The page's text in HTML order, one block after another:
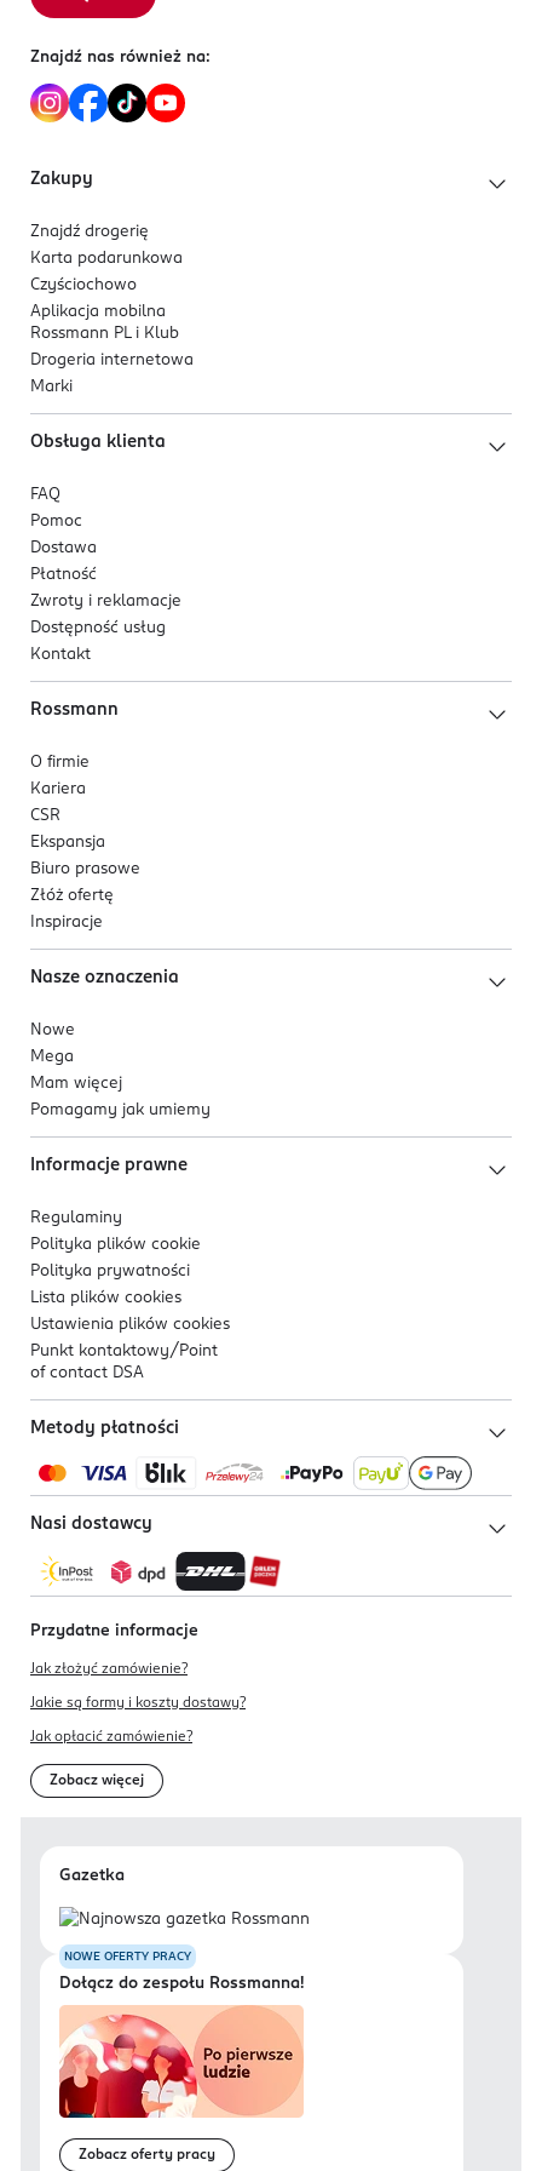
7 702018 617098
Znajdź nas również na:
Zakupy
Znajdź drogerię
Karta podarunkowa
Czyściochowo
Aplikacja mobilna
Rossmann PL i Klub
Drogeria internetowa
Marki
Obsługa klienta
FAQ
Pomoc
Dostawa
Płatność
Zwroty i reklamacje
Dostępność usług
Kontakt
Rossmann
O firmie
Kariera
CSR
Ekspansja
Biuro prasowe
Złóż ofertę
Inspiracje
Nasze oznaczenia
Nowe
Mega
Mam więcej
Pomagamy jak umiemy
Informacje prawne
Regulaminy
Polityka plików cookie
Polityka prywatności
Lista plików cookies
Ustawienia plików cookies
Punkt kontaktowy/ Point
of contact DSA
Metody płatności
Nasi dostawcy
Przydatne informacje
Jak złożyć zamówienie?
Jakie są formy i koszty dostawy?
Jak opłacić zamówienie?
Zobacz więcej
Gazetka
NOWE OFERTY PRACY
Dołącz do zespołu Rossmanna!
Zobacz oferty pracy